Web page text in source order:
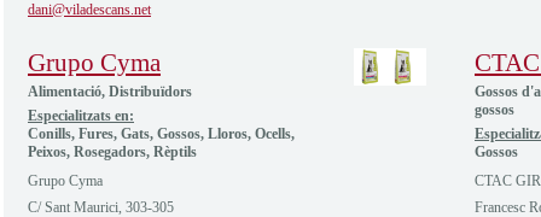
dani@viladescans.net
Grupo Cyma
Alimentació, Distribuïdors
Especialitzats en:
Conills, Fures, Gats, Gossos, Lloros, Ocells,
Peixos, Rosegadors, Rèptils
Grupo Cyma
C/ Sant Maurici, 303-305
Gossos
gossos
Gossos
CTAC
Francesc